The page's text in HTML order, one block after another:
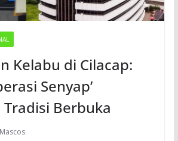
Kelabu di Cilacap:
Senyap’
Berbuka
Mascos